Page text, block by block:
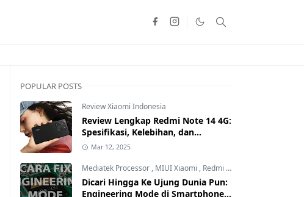
POPULAR POSTS
Review Xiaomi Indonesia
Review Lengkap Redmi Note 14 4G:
Spesifikasi, Kelebihan, dan
Kekurangan!
Mar 12, 2025
Mediatek Processor , MIUI Xiaomi , Redmi Family
Dicari Hingga Ke Ujung Dunia Pun:
Engineering Mode di Smartphone